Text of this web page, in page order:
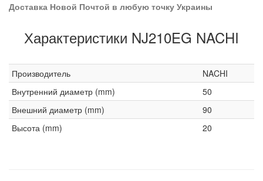
Доставка Новой Почтой в любую точку Украины
Характеристики NJ210EG NACHI
Производитель
NACHI
Внутренний диаметр (mm)
50
Внешний диаметр (mm)
90
Высота (mm)
20